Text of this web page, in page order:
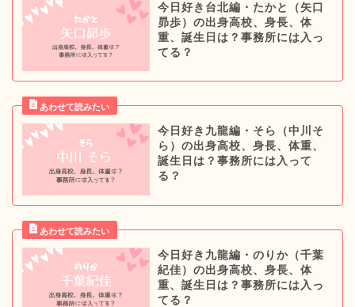
今日好き台北編・たかと（矢口
昴歩）の出身高校、身長、体
重、誕生日は？事務所には入っ
てる？
今日好き九龍編・そら（中川そ
ら）の出身高校、身長、体重、
誕生日は？事務所には入って
る？
今日好き九龍編・のりか（千葉
紀佳）の出身高校、身長、体
重、誕生日は？事務所には入っ
てる？